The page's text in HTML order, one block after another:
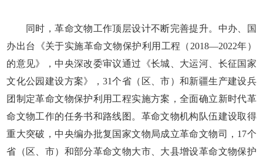
同时，革命文物工作顶层设计不断完善提升。中办、国
办出台《关于实施革命文物保护利用工程（2018—2022年）
的意见》，中央深改委审议通过《长城、大运河、长征国家
文化公园建设方案》，31个省（区、市）和新疆生产建设兵
团制定革命文物保护利用工程实施方案，全面确立新时代革
命文物工作的任务书和路线图。革命文物机构队伍建设取得
重大突破，中央编办批复国家文物局成立革命文物司，17个
省（区、市）和部分革命文物大市、大县增设革命文物保护